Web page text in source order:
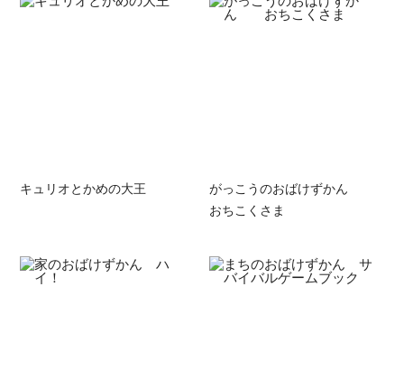
キュリオとかめの大王
がっこうのおばけずかん
おちこくさま